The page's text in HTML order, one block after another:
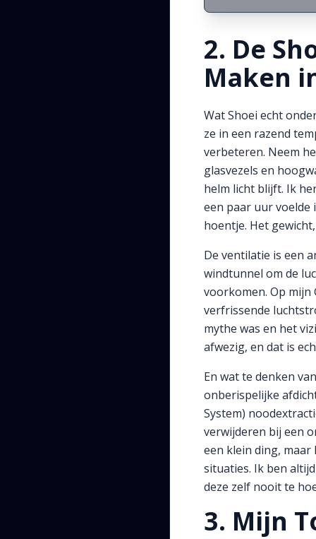
2. De
Maken
Wat Shoei echt
ze in een razend
verbeteren. Neem
glasvezels en
helm licht blijft. Ik
een paar uur voelde
hoentje. Het
De ventilatie is een
windtunnel om de
voorkomen. Op
verfrissende
mythe was en het
afwezig, en dat is
En wat te denken
onberispelijke
System)
verwijderen bij een
een klein ding,
situaties. Ik ben
deze zelf nooit te
3. Mijn